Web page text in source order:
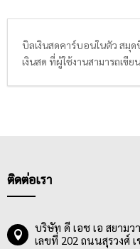
บิลเงินสดคาร์บอนในตัว สมุ
เงินสด ที่ผู้ใช้งานสามารถเขี
กระดาษให้ยุ่งยาก สามารถใ
ขณะใช้งานได้ทันที ด้วยแบ
ขนาดเล็ก หรือองค์กรขนาดก
ใช้ใบแจ้งหนี้ในชำระเงิน หรื
การสามารถซื้อใช้ได้เรื่อยๆ
ติดต่อเรา
บริษัท ดี เอช เอ สยามว
เลขที่ 202 ถนนสุรวงศ์